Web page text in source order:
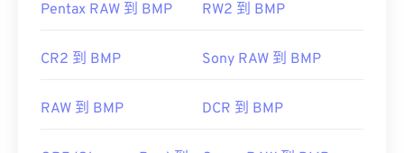
Pentax RAW 到 BMP RW2 到 BMP
CR2 到 BMP Sony RAW 到 BMP
RAW 到 BMP DCR 到 BMP